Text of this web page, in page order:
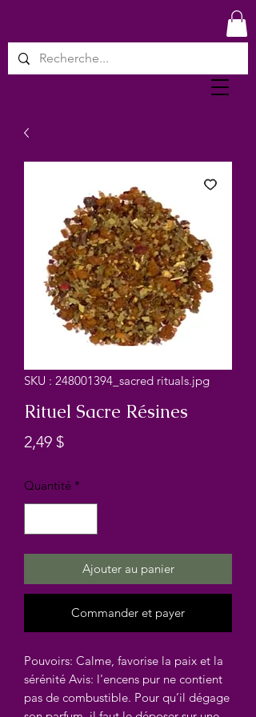
SKU : 248001394_sacred rituals.jpg
Rituel Sacre Résines
2,49 $Prix
Quantité *
Ajouter au panier
Commander et payer
Pouvoirs: Calme, favorise la paix et la
sérénité Avis: l'encens pur ne contient
pas de combustible. Pour qu’il dégage